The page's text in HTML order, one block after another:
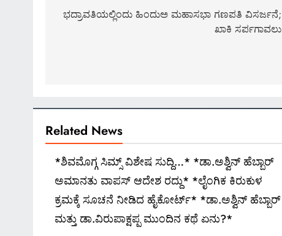
navigation
ಭದ್ರಾವತಿಯಲ್ಲಿಂದು ಹಿಂದುಅ ಮಹಾಸಭಾ ಗಣಪತಿ ವಿಸರ್ಜನೆ;
ಖಾಕಿ ಸರ್ಪಗಾವಲು
Related News
*ಶಿವಮೊಗ್ಗ ಸಿಮ್ಸ್ ವಿಶೇಷ ಸುದ್ದಿ…* *ಡಾ.ಅಶ್ವಿನ್ ಹೆಬ್ಬಾರ್
ಅಮಾನತು ವಾಪಸ್ ಆದೇಶ ರದ್ದು* *ಲೈಂಗಿಕ ಕಿರುಕುಳ
ಕ್ರಮಕ್ಕೆ ಸೂಚನೆ ನೀಡಿದ ಹೈಕೋರ್ಟ್* *ಡಾ.ಅಶ್ವಿನ್ ಹೆಬ್ಬಾರ್
ಮತ್ತು ಡಾ.ವಿರುಪಾಕ್ಷಪ್ಪ ಮುಂದಿನ ಕಥೆ ಏನು?*